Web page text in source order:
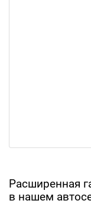
Расширенная
в нашем